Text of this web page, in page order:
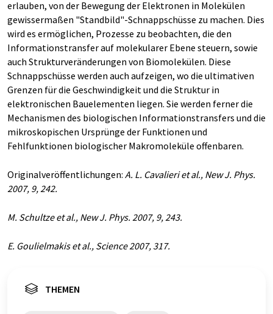
erlauben, von der Bewegung der Elektronen in Molekülen
gewissermaßen "Standbild"-Schnappschüsse zu machen. Dies
wird es ermöglichen, Prozesse zu beobachten, die den
Informationstransfer auf molekularer Ebene steuern, sowie
auch Strukturveränderungen von Biomolekülen. Diese
Schnappschüsse werden auch aufzeigen, wo die ultimativen
Grenzen für die Geschwindigkeit und die Struktur in
elektronischen Bauelementen liegen. Sie werden ferner die
Mechanismen des biologischen Informationstransfers und die
mikroskopischen Ursprünge der Funktionen und
Fehlfunktionen biologischer Makromoleküle offenbaren.
Originalveröffentlichungen: A. L. Cavalieri et al., New J. Phys.
2007, 9, 242.
M. Schultze et al., New J. Phys. 2007, 9, 243.
E. Goulielmakis et al., Science 2007, 317.
THEMEN